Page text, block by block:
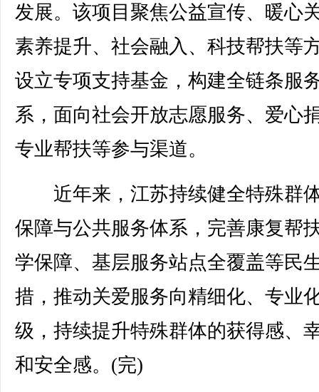
发展。该项目聚焦公益宣传、暖心
素养提升、社会融入、科技帮扶等
设立专项支持基金，构建全链条服
系，面向社会开放志愿服务、爱心
专业帮扶等参与渠道。
近年来，江苏持续健全特殊群
保障与公共服务体系，完善康复帮
学保障、基层服务站点全覆盖等民
措，推动关爱服务向精细化、专业
级，持续提升特殊群体的获得感、
和安全感。(完)